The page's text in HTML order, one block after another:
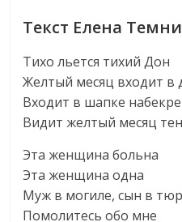
Текст Елена
Тихо льется тихий Дон
Желтый месяц входит в
Входит в шапке
Видит желтый месяц
Эта женщина больна
Эта женщина одна
Муж в могиле, сын в
Помолитесь обо мне